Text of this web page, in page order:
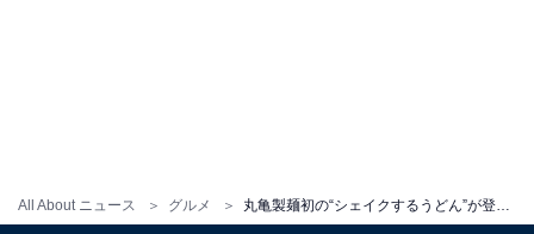
All About ニュース グルメ